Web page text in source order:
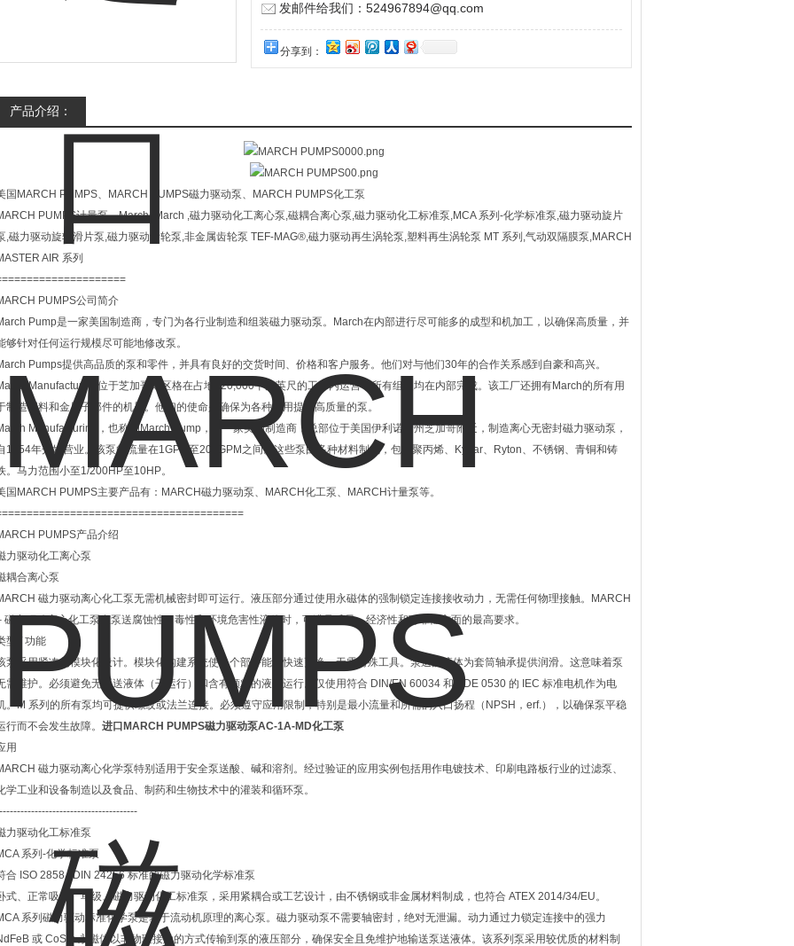
发邮件给我们：524967894@qq.com
分享到：
产品介绍：
国MARCH PUMPS、MARCH PUMPS磁力驱动泵、MARCH PUMPS化工泵
PUMPS计量泵、March ,March ,磁力驱动化工离心泵,磁耦合离心泵,磁力驱动化工标准泵,MCA 系列-化学标准泵,磁力驱动旋片
,磁力驱动旋转滑片泵,磁力驱动齿轮泵,非金属齿轮泵 TEF-MAG®,磁力驱动再生涡轮泵,塑料再生涡轮泵 MT 系列,气动双隔膜泵,MARCH
AIR 系列
PUMPS公司简介
Pump是一家美国制造商，专门为各行业制造和组装磁力驱动泵。March在内部进行尽可能多的成型和机加工，以确保高质量，并
够针对任何运行规模尽可能地修改泵。
Pumps提供高品质的泵和零件，并具有良好的交货时间、价格和客户服务。他们对与他们30年的合作关系感到自豪和高兴。
Manufacturing位于芝加哥郊区格在占地120,000平方英尺的工厂内运营，所有组装均在内部完成。该工厂还拥有March的所有用
制造塑料和金属子部件的机器。他们的使命是确保为各种应用提供高质量的泵。
Manufacturing，也称为March Pump，是一家美国制造商，总部位于美国伊利诺伊州芝加哥附近，制造离心无密封磁力驱动泵，
1954年开始营业。该泵的流量在1GPM至200GPM之间。这些泵由多种材料制成，包括聚丙烯、Kynar、Ryton、不锈钢、青铜和铸
。马力范围小至1/200HP至10HP。
国MARCH PUMPS主要产品有：MARCH磁力驱动泵、MARCH化工泵、MARCH计量泵等。
PUMPS产品介绍
力驱动化工离心泵
耦合离心泵
磁力驱动离心化工泵无需机械密封即可运行。液压部分通过使用永磁体的强制锁定连接接收动力，无需任何物理接触。MARCH
磁力驱动离心化工泵在泵送腐蚀性、毒性和环境危害性液体时，可满足质量、经济性和可靠性方面的最高要求。
型 / 功能
泵采用紧凑的模块化设计。模块化构建系统使单个部件能够快速更换，无需特殊工具。泵送的液体为套筒轴承提供润滑。这意味着泵
需维护。必须避免无泵送液体（干运行）和含有颗粒的液体运行。仅使用符合 DIN/EN 60034 和 VDE 0530 的 IEC 标准电机作为电
。M 系列的所有泵均可提供螺纹或法兰连接。必须遵守应用限制，特别是最小流量和所需的入口扬程（NPSH，erf.），以确保泵平稳
行而不会发生故障。 进口MARCH PUMPS磁力驱动泵AC-1A-MD化工泵
用
磁力驱动离心化学泵特别适用于安全泵送酸、碱和溶剂。经过验证的应用实例包括用作电镀技术、印刷电路板行业的过滤泵、
学工业和设备制造以及食品、制药和生物技术中的灌装和循环泵。
力驱动化工标准泵
系列-化学标准泵
合 ISO 2858 / DIN 24256 标准的磁力驱动化学标准泵
式、正常吸入、单级、磁力驱动化工标准泵，采用紧耦合或工艺设计，由不锈钢或非金属材料制成，也符合 ATEX 2014/34/EU。
系列磁力驱动标准化学泵是基于流动机原理的离心泵。磁力驱动泵不需要轴密封，绝对无泄漏。动力通过力锁定连接中的强力
或 CoSm 永磁体以非物理接触的方式传输到泵的液压部分，确保安全且免维护地输送泵送液体。该系列泵采用较优质的材料制